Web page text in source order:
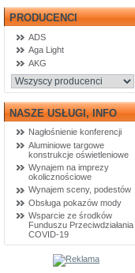
PRODUCENCI
ADS
Aga Light
AKG
NASZE USŁUGI, INFO
Nagłośnienie konferencji
Aluminiowe targowe
konstrukcje oświetleniowe
Wynajem na imprezy
okolicznościowe
Wynajem sceny, podestów
Obsługa pokazów mody
Wsparcie ze środków
Funduszu Przeciwdziałania
COVID-19